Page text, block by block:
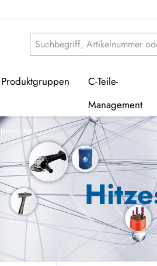
Produktgruppen
C-Teile-
Management
Handschutz